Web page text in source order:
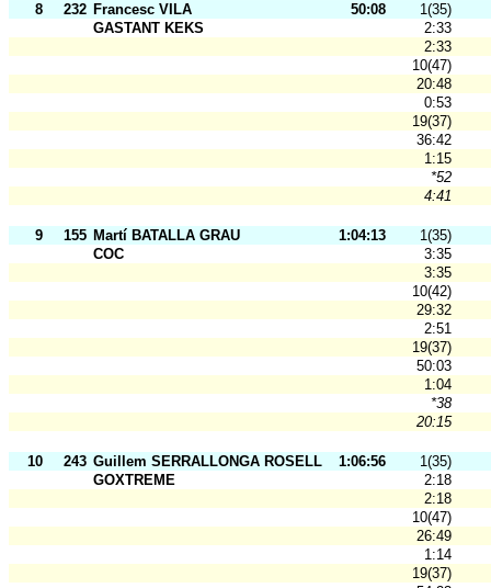
8 232 Francesc VILA 50:08
1(35)
GASTANT KEKS
2:33
2:33
10(47)
20:48
0:53
19(37)
36:42
1:15
*52
4:41
9 155 Martí BATALLA GRAU 1:04:13
1(35)
COC
3:35
3:35
10(42)
29:32
2:51
19(37)
50:03
1:04
*38
20:15
10 243 Guillem SERRALLONGA ROSELL 1:06:56
1(35)
GOXTREME
2:18
2:18
10(47)
26:49
1:14
19(37)